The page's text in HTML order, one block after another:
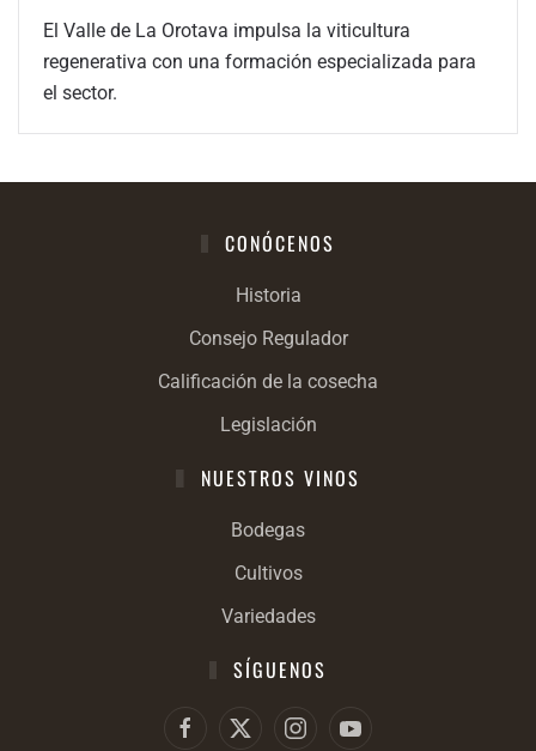
El Valle de La Orotava impulsa la viticultura
regenerativa con una formación especializada para
el sector.
CONÓCENOS
Historia
Consejo Regulador
Calificación de la cosecha
Legislación
NUESTROS VINOS
Bodegas
Cultivos
Variedades
SÍGUENOS